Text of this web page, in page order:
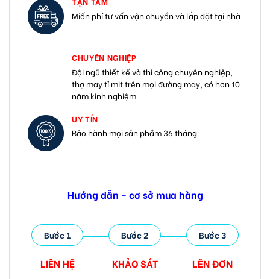
Miến phí tư vấn vận chuyển và lắp đặt tại nhà
CHUYÊN NGHIỆP
Đội ngũ thiết kế và thi công chuyên nghiệp,
thợ may tỉ mit trên mọi đường may, có hơn 10
năm kinh nghiệm
UY TÍN
Bảo hành mọi sản phầm 36 tháng
Hướng dẫn - cơ sở mua hàng
Bước 1
LIÊN HỆ
Bước 2
KHẢO SÁT
Bước 3
LÊN ĐƠN